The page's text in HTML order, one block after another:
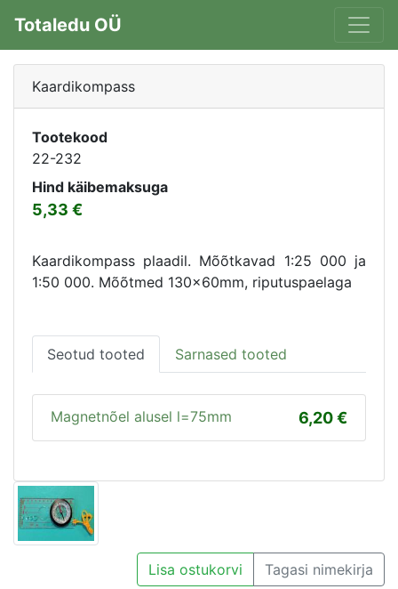
Totaledu OÜ
Kaardikompass
Tootekood
22-232
Hind käibemaksuga
5,33
Kaardikompass plaadil. Mõõtkavad 1:25 000 ja
1:50 000. Mõõtmed 130x60mm, riputuspaelaga
Seotud tooted Sarnased tooted
6,20
Magnetnõel alusel l=75mm
Lisa ostukorvi Tagasi nimekirja